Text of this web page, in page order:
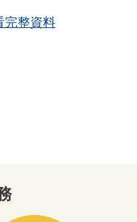
完整資料